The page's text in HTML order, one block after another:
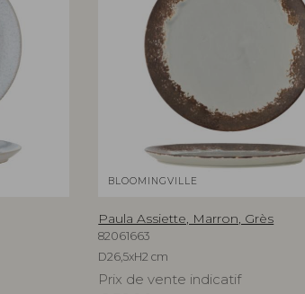
BLOOMINGVILLE
Paula Assiette, Marron, Grès
82061663
D26,5xH2 cm
Prix de vente indicatif